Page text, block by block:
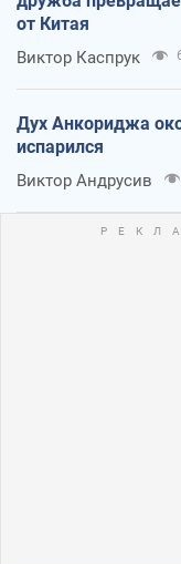
от Китая
Виктор Каспрук
Дух Анкориджа
испарился
Виктор Андрусив